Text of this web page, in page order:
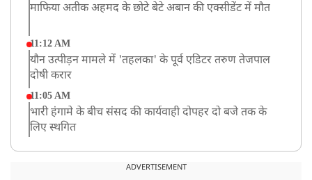
माफिया अतीक अहमद के छोटे बेटे अबान की एक्सीडेंट में मौत
11:12 AM
यौन उत्पीड़न मामले में 'तहलका' के पूर्व एडिटर तरुण तेजपाल
दोषी करार
11:05 AM
भारी हंगामे के बीच संसद की कार्यवाही दोपहर दो बजे तक के
लिए स्थगित
झारखंड: JPSC परीक्षा धांधली मामले में और पांच लोग गिरफ्तार,
ADVERTISEMENT